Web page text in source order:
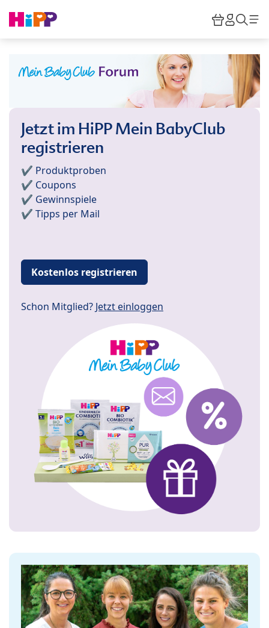
HiPP
Jetzt im HiPP Mein BabyClub
registrieren
✔️ Produktproben
✔️ Coupons
✔️ Gewinnspiele
✔️ Tipps per Mail
Kostenlos registrieren
Schon Mitglied? Jetzt einloggen